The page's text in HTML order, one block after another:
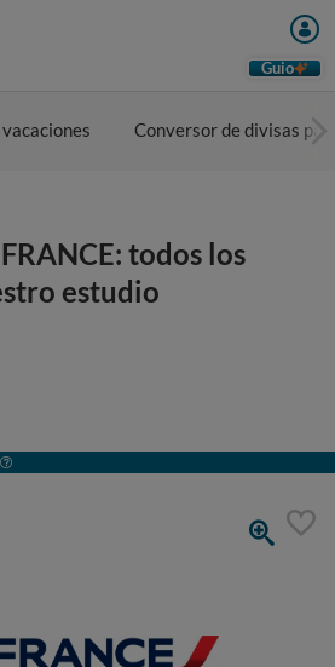
Guio
Conversor de divisas
todos los
estudio